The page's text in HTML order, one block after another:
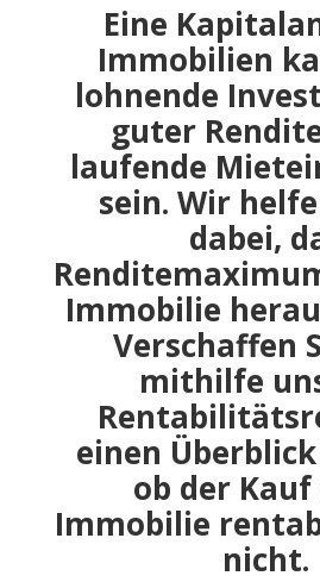
Eine
Immobilien
lohnende
guter
laufende
sein. Wir
dabei,
Immobilie
Verschaffen
mithilfe
einen
ob der
Immobilie
nicht.